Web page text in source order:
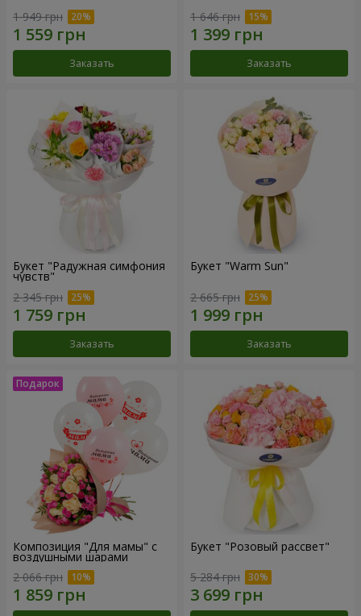
1 949 грн
Заказать
1 646 грн
Заказать
Букет "Радужная симфония
чувств"
2 345 грн
Заказать
Букет "Warm Sun"
2 665 грн
Заказать
Композиция "Для мамы" с
воздушными шарами
2 066 грн
Букет "Розовый рассвет"
5 284 грн